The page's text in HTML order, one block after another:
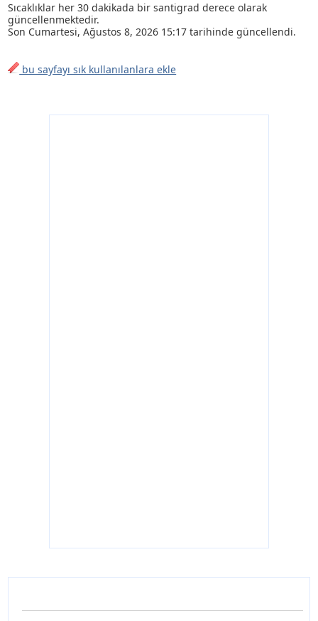
Sıcaklıklar her 30 dakikada bir santigrad derece olarak
güncellenmektedir.
Son Cumartesi, Ağustos 8, 2026 15:17 tarihinde güncellendi.
bu sayfayı sık kullanılanlara ekle